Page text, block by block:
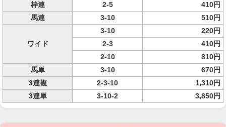
枠連
2-5
410円
馬連
3-10 510円
ワイド
3-10
220円
2-3
410円
2-10
810円
馬単
3-10
670円
3連複
2-3-10
1,310円
3連単
3-10-2 3,850円